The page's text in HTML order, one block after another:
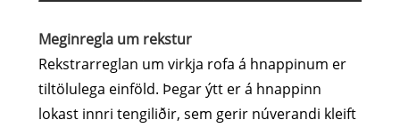
Meginregla um rekstur
Rekstrarreglan um virkja rofa á hnappinum er
tiltölulega einföld. Þegar ýtt er á hnappinn
lokast innri tengiliðir, sem gerir núverandi kleift